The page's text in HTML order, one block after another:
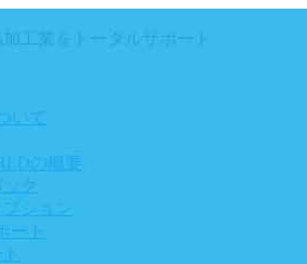
工業をトータルサポート
いて
の概要
ク
プション
ート